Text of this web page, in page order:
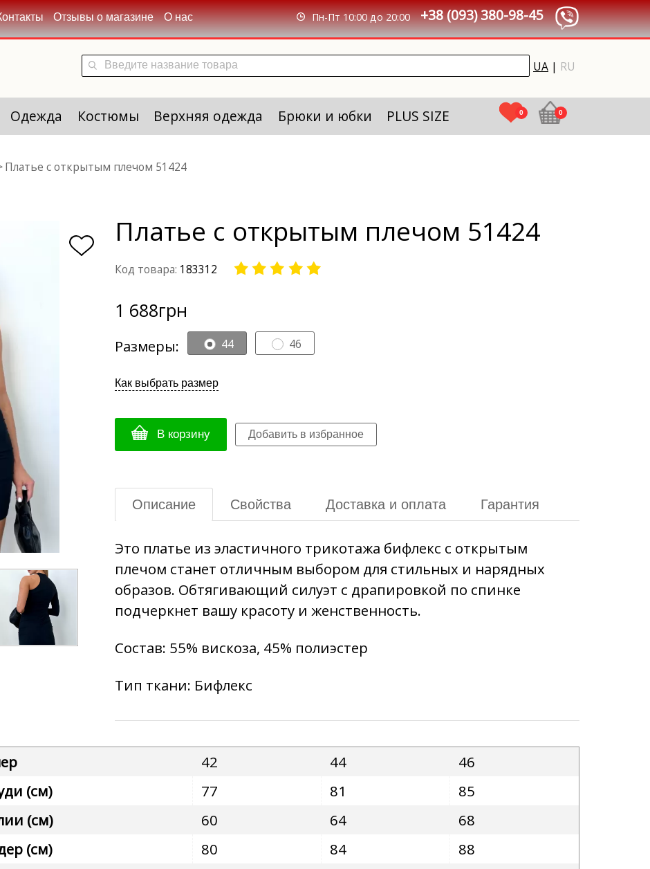
Отзывы о магазине О нас +38 (093) 380-98-45
Пн-Пт 10:00 до 20:00
UA | RU
Одежда Костюмы Верхняя одежда Брюки и юбки PLUS SIZE 0 0
Платье с открытым плечом 51424
Платье с открытым плечом 51424
Код товара: 183312
1 688грн
Размеры: 44 46
Как выбрать размер
В корзину
Описание Свойства Доставка и оплата Гарантия
Это платье из эластичного трикотажа бифлекс с открытым
плечом станет отличным выбором для стильных и нарядных
образов. Обтягивающий силуэт с драпировкой по спинке
подчеркнет вашу красоту и женственность.
Состав: 55% вискоза, 45% полиэстер
Тип ткани: Бифлекс
42 44
46
(см)
77 81
85
(см)
60 64
68
(см)
80 84
88